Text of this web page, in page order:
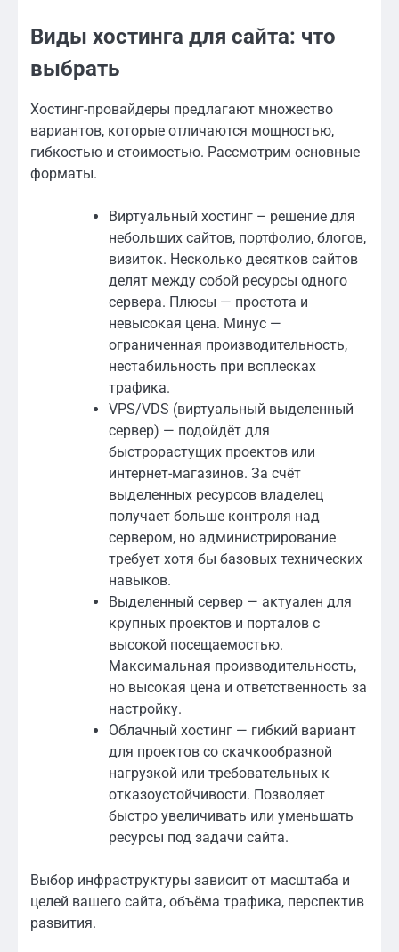
Виды хостинга для сайта: что
выбрать
Хостинг-провайдеры предлагают множество
вариантов, которые отличаются мощностью,
гибкостью и стоимостью. Рассмотрим основные
форматы.
Виртуальный хостинг – решение для
небольших сайтов, портфолио, блогов,
визиток. Несколько десятков сайтов
делят между собой ресурсы одного
сервера. Плюсы — простота и
невысокая цена. Минус —
ограниченная производительность,
нестабильность при всплесках
трафика.
VPS/VDS (виртуальный выделенный
сервер) — подойдёт для
быстрорастущих проектов или
интернет-магазинов. За счёт
выделенных ресурсов владелец
получает больше контроля над
сервером, но администрирование
требует хотя бы базовых технических
навыков.
Выделенный сервер — актуален для
крупных проектов и порталов с
высокой посещаемостью.
Максимальная производительность,
но высокая цена и ответственность за
настройку.
Облачный хостинг — гибкий вариант
для проектов со скачкообразной
нагрузкой или требовательных к
отказоустойчивости. Позволяет
быстро увеличивать или уменьшать
ресурсы под задачи сайта.
Выбор инфраструктуры зависит от масштаба и
целей вашего сайта, объёма трафика, перспектив
развития.